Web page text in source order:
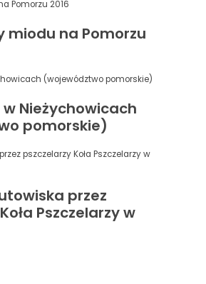
miodu na Pomorzu
Nieżychowicach
pomorskie)
przez
Pszczelarzy w